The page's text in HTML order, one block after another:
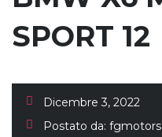
SPORT 12
Dicembre 3, 2022
Postato da: fgmotors